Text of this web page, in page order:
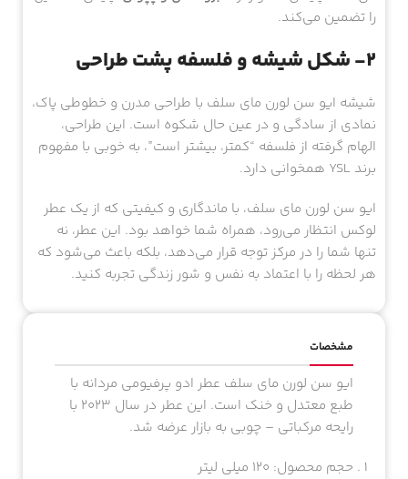
می‌دهد. پایه‌ای استوار از
شیشه ایو سن لورن مای سلف با طراحی مدرن و خطوطی پاک،
نمادی از سادگی و در عین حال شکوه است. این طراحی،
الهام گرفته از فلسفه “کمتر، بیشتر است”، به خوبی با مفهوم
ایو سن لورن مای سلف، با ماندگاری و کیفیتی که از یک عطر
لوکس انتظار می‌رود، همراه شما خواهد بود. این عطر، نه
تنها شما را در مرکز توجه قرار می‌دهد، بلکه باعث می‌شود که
مشخصات
ایو سن لورن مای سلف عطر ادو پرفیومی مردانه با